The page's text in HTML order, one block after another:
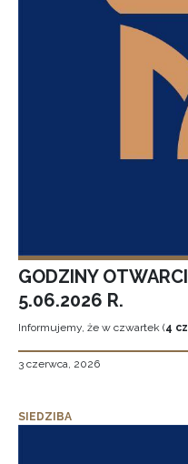
GODZINY
5.06.2026 R.
Informujemy, że w czwartek (4
3 czerwca, 2026
SIEDZIBA